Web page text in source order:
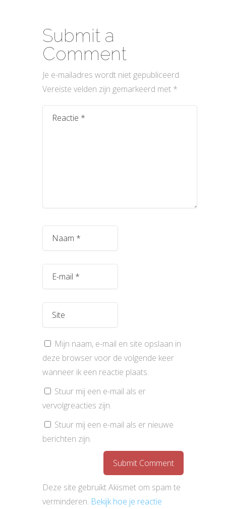
Submit a
Comment
Je e-mailadres wordt niet gepubliceerd.
Vereiste velden zijn gemarkeerd met *
Mijn naam, e-mail en site opslaan in
deze browser voor de volgende keer
wanneer ik een reactie plaats.
Stuur mij een e-mail als er
vervolgreacties zijn.
Stuur mij een e-mail als er nieuwe
berichten zijn.
Deze site gebruikt Akismet om spam te
verminderen. Bekijk hoe je reactie